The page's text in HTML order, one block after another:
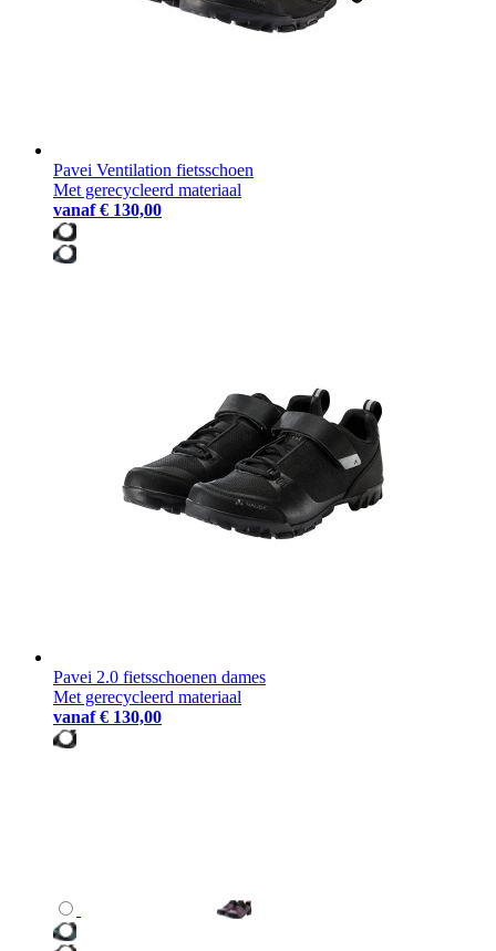
Pavei Ventilation fietsschoen
Met gerecycleerd materiaal
vanaf € 130,00
Pavei 2.0 fietsschoenen dames
Met gerecycleerd materiaal
vanaf € 130,00